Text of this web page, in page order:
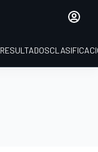
RESULTADOS